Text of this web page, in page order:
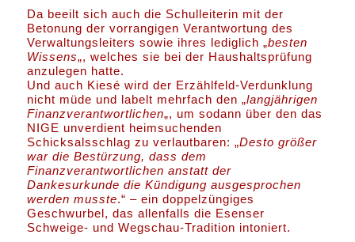
Da beeilt sich auch die Schulleiterin mit der
Betonung der vorrangigen Verantwortung des
Verwaltungsleiters sowie ihres lediglich „besten
Wissens„, welches sie bei der Haushaltsprüfung
anzulegen hatte.
Und auch Kiesé wird der Erzählfeld-Verdunklung
nicht müde und labelt mehrfach den „langjährigen
Finanzverantwortlichen„, um sodann über den das
NIGE unverdient heimsuchenden
Schicksalsschlag zu verlautbaren: „Desto größer
war die Bestürzung, dass dem
Finanzverantwortlichen anstatt der
Dankesurkunde die Kündigung ausgesprochen
werden musste.“ – ein doppelzüngiges
Geschwurbel, das allenfalls die Esenser
Schweige- und Wegschau-Tradition intoniert.